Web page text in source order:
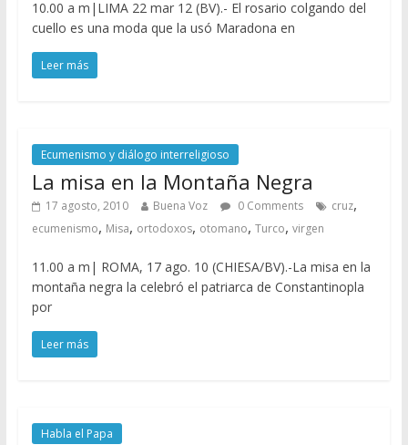
10.00 a m|LIMA 22 mar 12 (BV).- El rosario colgando del
cuello es una moda que la usó Maradona en
Leer más
Ecumenismo y diálogo interreligioso
La misa en la Montaña Negra
17 agosto, 2010 Buena Voz 0 Comments cruz,
ecumenismo, Misa, ortodoxos, otomano, Turco, virgen
11.00 a m| ROMA, 17 ago. 10 (CHIESA/BV).-La misa en la
montaña negra la celebró el patriarca de Constantinopla
por
Leer más
Habla el Papa